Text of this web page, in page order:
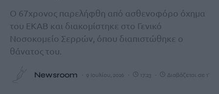
Ο 67χρονος παρελήφθη από ασθενοφόρο όχημα
του ΕΚΑΒ και διακομίστηκε στο Γενικό
Νοσοκομείο Σερρών, όπου διαπιστώθηκε ο
θάνατος του.
Newsroom 9 Ιουλίου, 2026 17:23 Διαβάζεται σε 1'